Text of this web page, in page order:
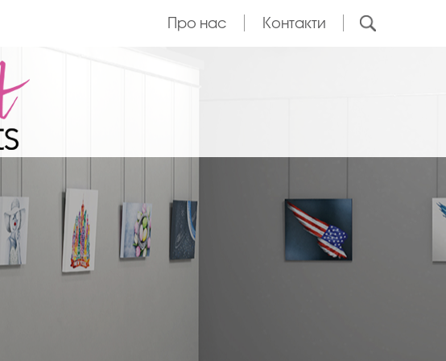
Про нас Контакти